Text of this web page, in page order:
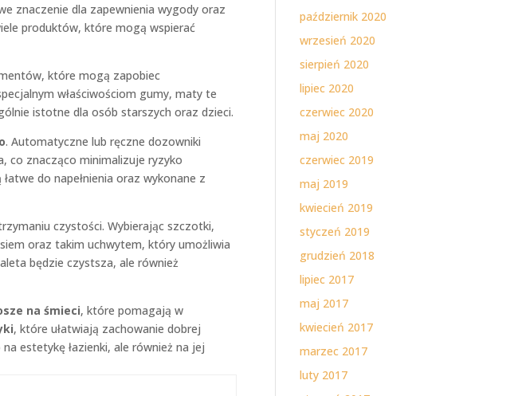
znaczenie dla zapewnienia wygody oraz
produktów, które mogą wspierać
które mogą zapobiec
właściwościom gumy, maty te
istotne dla osób starszych oraz dzieci.
. Automatyczne lub ręczne dozowniki
co znacząco minimalizuje ryzyko
do napełnienia oraz wykonane z
czystości. Wybierając szczotki,
oraz takim uchwytem, który umożliwia
będzie czystsza, ale również
na śmieci, które pomagają w
, które ułatwiają zachowanie dobrej
estetykę łazienki, ale również na jej
październik 2020
wrzesień 2020
sierpień 2020
lipiec 2020
czerwiec 2020
maj 2020
czerwiec 2019
maj 2019
kwiecień 2019
styczeń 2019
grudzień 2018
lipiec 2017
maj 2017
kwiecień 2017
marzec 2017
luty 2017